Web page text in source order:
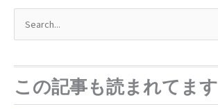
象
この記事も読まれてます